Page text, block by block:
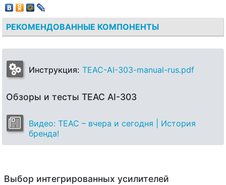
РЕКОМЕНДОВАННЫЕ КОМПОНЕНТЫ
Инструкция: TEAC-AI-303-manual-rus.pdf
Обзоры и тесты TEAC AI-303
Видео: TEAC – вчера и сегодня | История
бренда!
Выбор интегрированных усилителей